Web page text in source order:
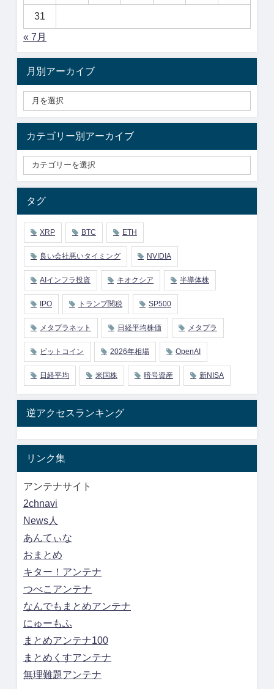
31
« 7月
月別アーカイブ
カテゴリー別アーカイブ
タグ
XRP BTC ETH
良い会社悪いタイミング NVIDIA
AIインフラ投資 キオクシア 半導体株
IPO トランプ関税 SP500
メタプラネット 日経平均株価 メタプラ
ビットコイン 2026年相場 OpenAI
日経平均 米国株 暗号資産 新NISA
逆アクセスランキング
リンク集
アンテナサイト
2chnavi
News人
あんてぃな
おまとめ
キター！アンテナ
つべこアンテナ
なんでもまとめアンテナ
にゅーもふ
まとめアンテナ100
まとめくすアンテナ
無理難題アンテナ